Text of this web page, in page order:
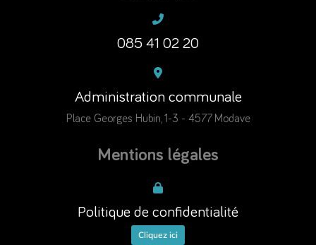
085 41 02 20
Administration communale
Place Georges Hubin, 1-3 - 4577 Modave
Mentions légales
Politique de confidentialité
Cliquez ici